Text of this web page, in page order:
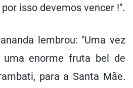
isso devemos vencer !".
lembrou: "Uma vez
enorme fruta bel de
para a Santa Mãe.